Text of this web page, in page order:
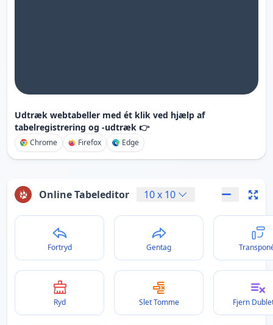
Udtræk webtabeller med ét klik ved hjælp af
tabelregistrering og -udtræk 👉
Chrome Firefox Edge
Online Tabeleditor 10x 10
Fortryd Gentag
Ryd Slet Tomme Fjern